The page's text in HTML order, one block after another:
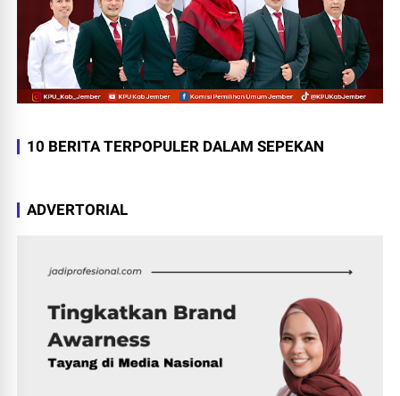
10 BERITA TERPOPULER DALAM SEPEKAN
ADVERTORIAL